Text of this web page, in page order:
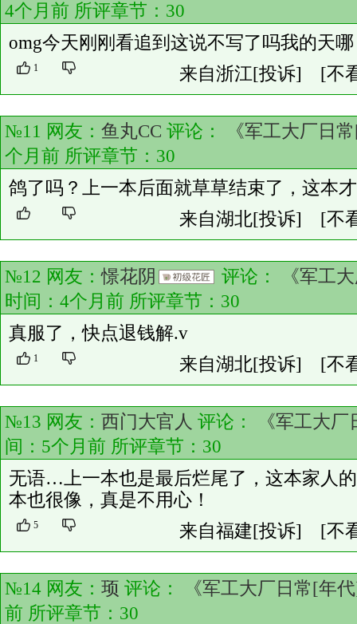
4个月前 所评章节： 30
omg今天刚刚看追到这说不写了吗我的天哪
1 来自浙江[投诉] [不
№11 网友： 鱼丸CC 评论：
《军工大厂日
个月前 所评章节： 30
鸽了吗？上一本后面就草草结束了，这本
来自湖北[投诉] [不
№12 网友：憬花阴 评论：
《军工
时间：4个月前 所评章节： 30
真服了，快点退钱解.v
1 来自湖北[投诉] [不
№13 网友： 西门大官人 评论：
《军工大
间：5个月前 所评章节： 30
无语…上一本也是最后烂尾了，这本家人
本也很像，真是不用心！
5 来自福建[投诉] [不
№14 网友： 顼 评论：
《军工大厂日常[年
前 所评章节： 30